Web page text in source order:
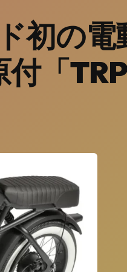
初の電
「